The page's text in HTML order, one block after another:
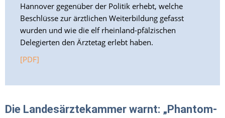
Hannover gegenüber der Politik erhebt, welche
Beschlüsse zur ärztlichen Weiterbildung gefasst
wurden und wie die elf rheinland-pfälzischen
Delegierten den Ärztetag erlebt haben.
[PDF]
Die Landesärztekammer warnt: „Phantom-